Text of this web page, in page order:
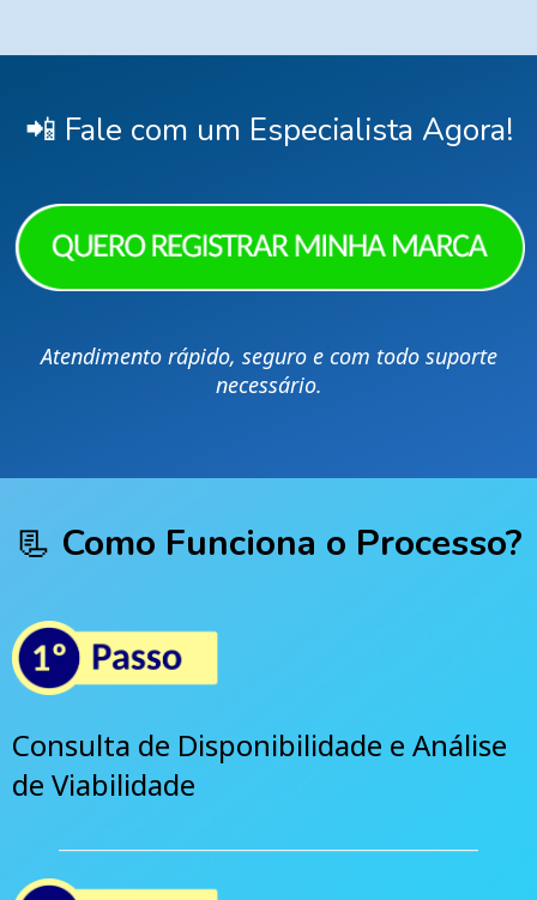
📲 Fale com um Especialista Agora!
Atendimento rápido, seguro e com todo suporte
necessário.
📃 Como Funciona o Processo?
Consulta de Disponibilidade e Análise
de Viabilidade